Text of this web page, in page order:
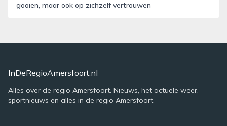
gooien, maar ook op zichzelf vertrouwen
InDeRegioAmersfoort.nl
Alles over de regio Amersfoort. Nieuws, het actuele weer,
sportnieuws en alles in de regio Amersfoort.